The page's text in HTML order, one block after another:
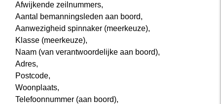
Afwijkende zeilnummers,
Aantal bemanningsleden aan boord,
Aanwezigheid spinnaker (meerkeuze),
Klasse (meerkeuze),
Naam (van verantwoordelijke aan boord),
Adres,
Postcode,
Woonplaats,
Telefoonnummer (aan boord),